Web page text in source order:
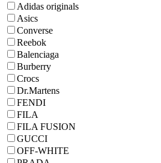
Adidas originals
Asics
Converse
Reebok
Balenciaga
Burberry
Crocs
Dr.Martens
FENDI
FILA
FILA FUSION
GUCCI
OFF-WHITE